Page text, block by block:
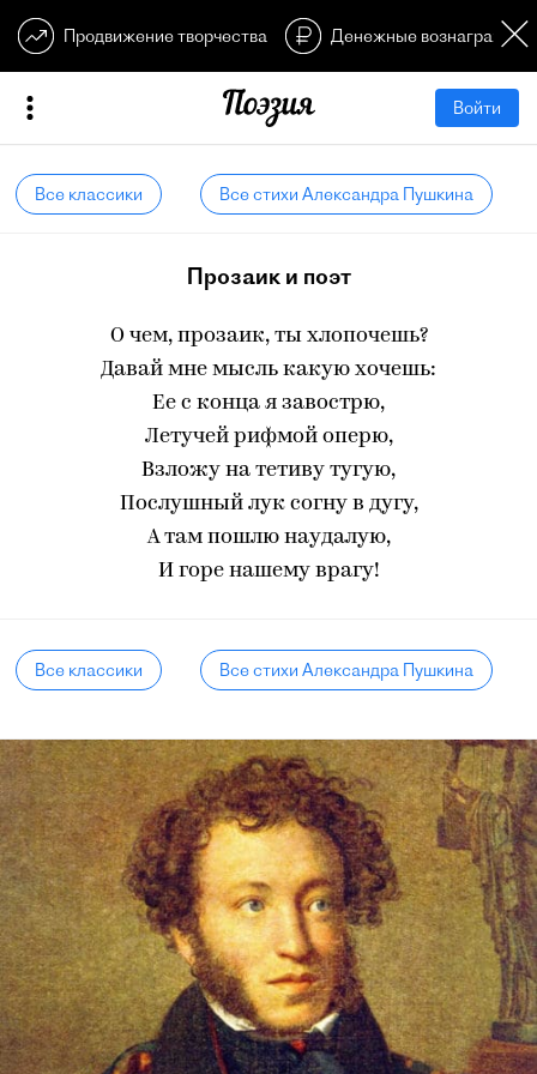
Продвижение творчества Денежные
Войти
Все классики Все стихи Александра Пушкина
Прозаик и поэт
О чем, прозаик, ты хлопочешь?
Давай мне мысль какую хочешь:
Ее с конца я завострю,
Летучей рифмой оперю,
Взложу на тетиву тугую,
Послушный лук согну в дугу,
А там пошлю наудалую,
И горе нашему врагу!
Все классики Все стихи Александра Пушкина